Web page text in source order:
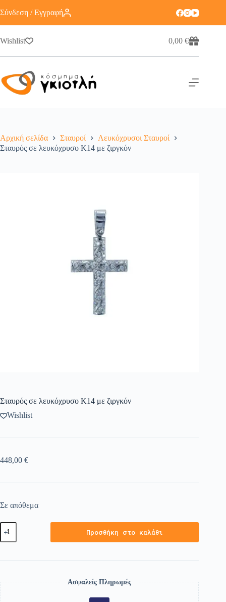
Σύνδεση / Εγγραφή
Wishlist 0,00€
Αρχική σελίδα Σταυροί
Λευκόχρυσοι Σταυροί
Σταυρός σε λευκόχρυσο Κ14 με ζιργκόν
Σταυρός σε λευκόχρυσο Κ14 με ζιργκόν
Wishlist
448,00 €
Σε απόθεμα
Προσθήκη στο καλάθι
Ασφαλείς Πληρωμές